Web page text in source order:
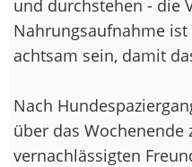
und durchstehen - die
Nahrungsaufnahme
achtsam sein, damit
Nach
über das Wochenende
vernachlässigten